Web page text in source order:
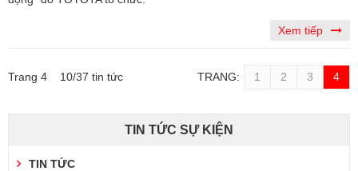
Xem tiếp
Trang 4 10/37 tin tức TRANG: 1 2 3 4
TIN TỨC SỰ KIỆN
TIN TỨC